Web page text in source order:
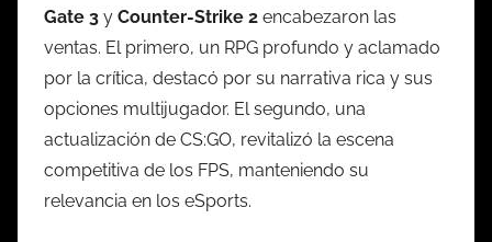
Gate 3 y Counter-Strike 2 encabezaron las
ventas. El primero, un RPG profundo y aclamado
por la crítica, destacó por su narrativa rica y sus
opciones multijugador. El segundo, una
actualización de CS:GO, revitalizó la escena
competitiva de los FPS, manteniendo su
relevancia en los eSports.